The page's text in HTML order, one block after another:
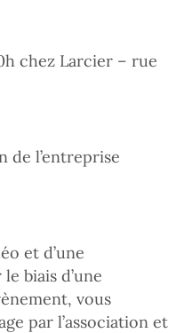
chez Larcier – rue
de l’entreprise
et d’une
biais d’une
vous
par l’association et